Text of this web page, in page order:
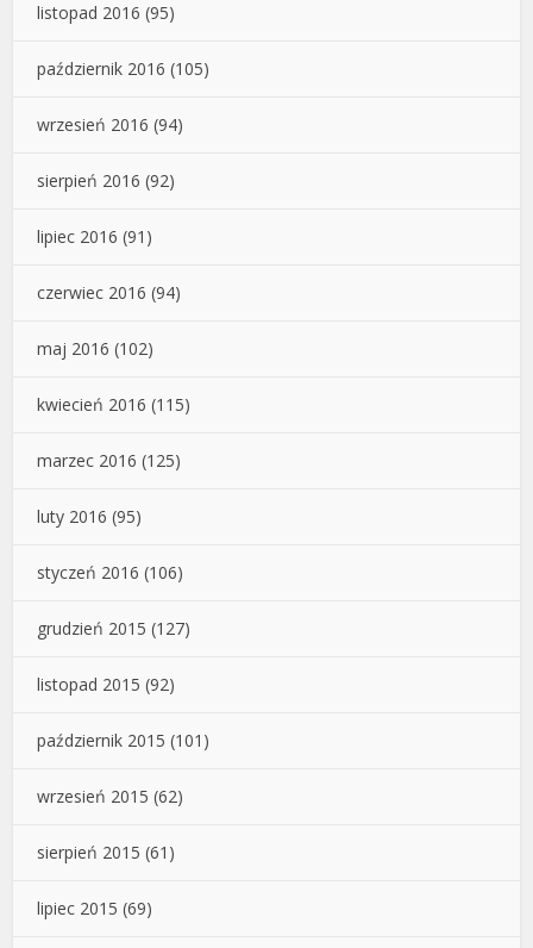
listopad 2016 (95)
październik 2016 (105)
wrzesień 2016 (94)
sierpień 2016 (92)
lipiec 2016 (91)
czerwiec 2016 (94)
maj 2016 (102)
kwiecień 2016 (115)
marzec 2016 (125)
luty 2016 (95)
styczeń 2016 (106)
grudzień 2015 (127)
listopad 2015 (92)
październik 2015 (101)
wrzesień 2015 (62)
sierpień 2015 (61)
lipiec 2015 (69)